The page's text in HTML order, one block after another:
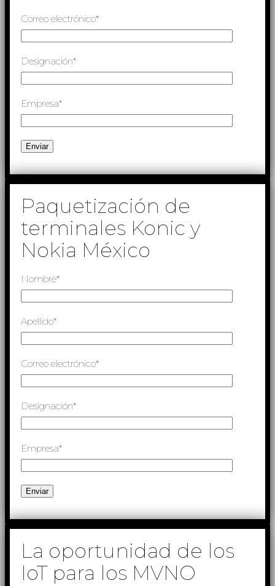
Correo electrónico*
Designación*
Empresa*
Paquetización de
terminales Konic y
Nokia México
Nombre*
Apellido*
Correo electrónico*
Designación*
Empresa*
La oportunidad de los
IoT para los MVNO